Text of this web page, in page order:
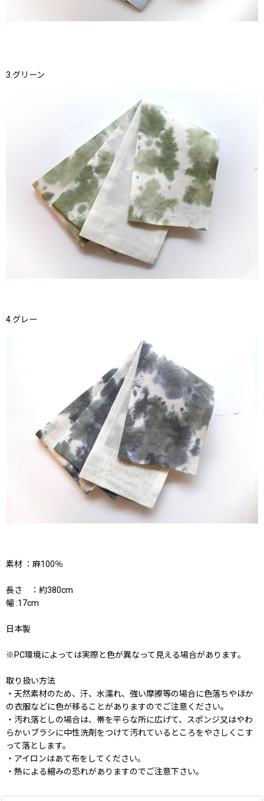
3.グリーン
4.グレー
素材 ：麻100％
長さ ：約380cm
幅 :17cm
日本製
※PC環境によっては実際と色が異なって見える場合があります。
取り扱い方法
・天然素材のため、汗、水濡れ、強い摩擦等の場合に色落ちやほか
の衣服などに色が移ることがありますのでご注意ください。
・汚れ落としの場合は、帯を平らな所に広げて、スポンジ又はやわ
らかいブラシに中性洗剤をつけて汚れているところをやさしくこす
って落とします。
・アイロンはあて布をしてください。
・熱による縮みの恐れがありますのでご注意下さい。